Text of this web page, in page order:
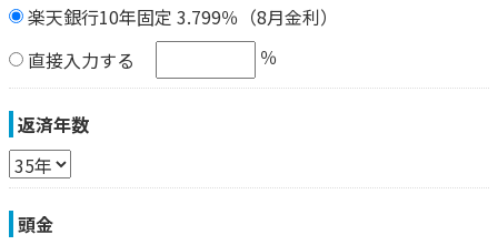
楽天銀行10年固定 3.799％（8月金利）
直接入力する
％
返済年数
頭金